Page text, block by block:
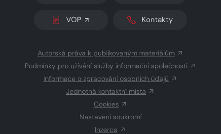
VOP Kontakty
Autorská práva k publikovaným materiálům
Podmínky pro užívání služby informační společnosti
Informace o zpracování osobních údajů
Jednotná kontaktní místa
Cookies
Nastavení soukromí
Inzerce